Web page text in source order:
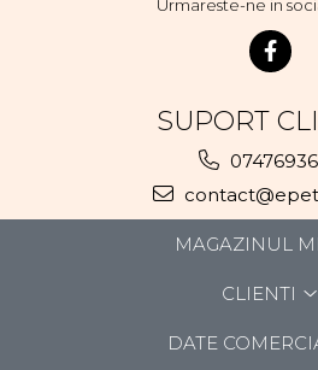
Urmareste-ne in
SUPORT
MAGAZINUL
CLIENTI
DATE